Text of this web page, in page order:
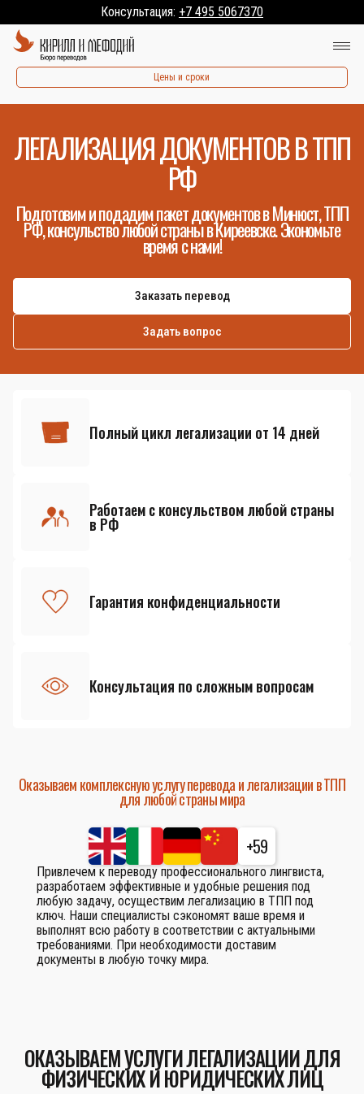
Консультация: +7 495 5067370
Цены и сроки
ЛЕГАЛИЗАЦИЯ ДОКУМЕНТОВ В ТПП
РФ
Подготовим и подадим пакет документов в Минюст, ТПП
РФ, консульство любой страны в Киреевске. Экономьте
время с нами!
Заказать перевод
Задать вопрос
Полный цикл легализации от 14 дней
Работаем с консульством любой страны
в РФ
Гарантия конфиденциальности
Консультация по сложным вопросам
Оказываем комплексную услугу перевода и легализации в ТПП
для любой страны мира
+59
Привлечем к переводу профессионального лингвиста,
разработаем эффективные и удобные решения под
любую задачу, осуществим легализацию в ТПП под
ключ. Наши специалисты сэкономят ваше время и
выполнят всю работу в соответствии с актуальными
требованиями. При необходимости доставим
документы в любую точку мира.
ОКАЗЫВАЕМ УСЛУГИ ЛЕГАЛИЗАЦИИ ДЛЯ
ФИЗИЧЕСКИХ И ЮРИДИЧЕСКИХ ЛИЦ